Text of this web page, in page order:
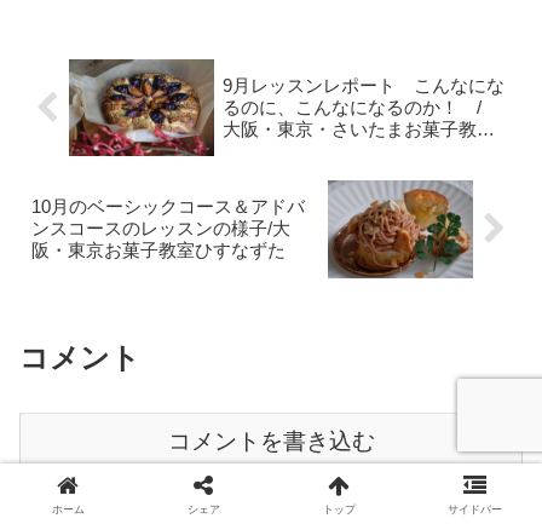
います。今日はその２回目。すっ
かりみなさん、石鹸に魅了さ
れ、...
と。最後に、みなさん作りだめ...
9月レッスンレポート こんなにな
るのに、こんなになるのか！ /
大阪・東京・さいたまお菓子教室
10月のベーシックコース＆アドバ
ンスコースのレッスンの様子/大
阪・東京お菓子教室ひすなずた
コメント
コメントを書き込む
ホーム シェア トップ サイドバー